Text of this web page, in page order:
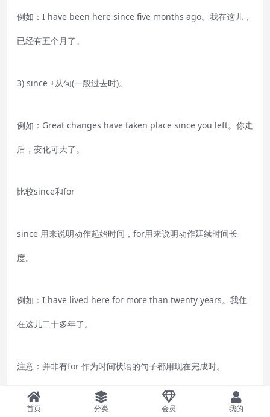
例如：I have been here since five months ago。我在这儿，
已经有五个月了。
3) since +从句(一般过去时)。
例如：Great changes have taken place since you left。你走
后，变化可大了。
比较since和for
since 用来说明动作起始时间，for用来说明动作延续时间长
度。
例如：I have lived here for more than twenty years。我住
在这儿二十多年了。
注意：并非有for 作为时间状语的句子都用现在完成时。
I worked here for more than twenty years。(我现在已不在
首页 分类 会员 我的